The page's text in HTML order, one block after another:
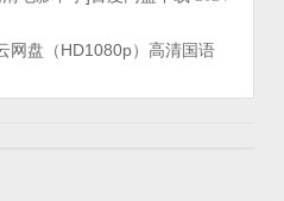
网盘（HD1080p）高清国语